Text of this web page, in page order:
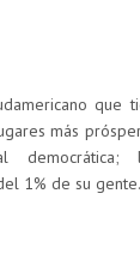
que
más
democrática;
1% de su gente.